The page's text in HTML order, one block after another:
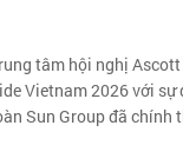
tâm hội nghị Ascott
Vietnam 2026 với sự
Sun Group đã chính